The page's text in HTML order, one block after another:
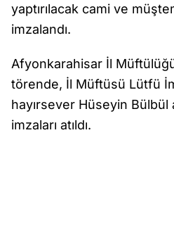
yaptırılacak cami ve
imzalandı.
Afyonkarahisar İl
törende, İl Müftüsü Lütfü
hayırsever Hüseyin Bülbül
imzaları atıldı.